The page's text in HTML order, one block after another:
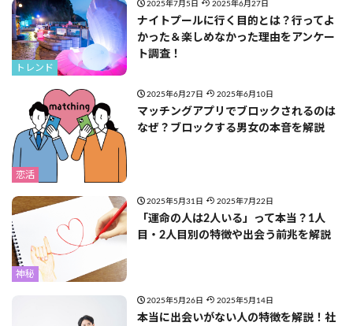
トレンド
2025年7月5日 2025年6月27日
ナイトプールに行く目的とは？行ってよ
かった＆楽しめなかった理由をアンケー
ト調査！
恋活
2025年6月27日 2025年6月10日
マッチングアプリでブロックされるのは
なぜ？ブロックする男女の本音を解説
神秘
2025年5月31日 2025年7月22日
「運命の人は2人いる」って本当？1人
目・2人目別の特徴や出会う前兆を解説
2025年5月26日 2025年5月14日
本当に出会いがない人の特徴を解説！社